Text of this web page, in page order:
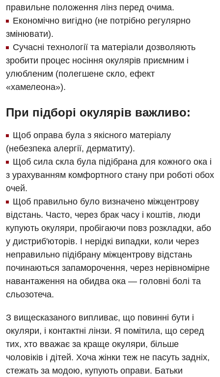
Неврологія
Нейрохірургія
Онкологічне відділлення
Оториноларингологія
Педіатричне відділення
Проктологія
Ревматологія
Терапевтичне відділення
Терапія
Травматологічне відділення
Травматологія і ортопедія
Урологічне відділення
Фізіотерапія
Хірургічне відділення
правильне положення лінз перед очима.
Економічно вигідно (не потрібно регулярно
змінювати).
Сучасні технології та матеріали дозволяють
зробити процес носіння окулярів приємним і
улюбленим (полегшене скло, ефект
«хамелеона»).
При підборі окулярів важливо:
Щоб оправа була з якісного матеріалу
(небезпека алергії, дерматиту).
Щоб сила скла була підібрана для кожного ока і
з урахуванням комфортного стану при роботі обох
очей.
Щоб правильно було визначено міжцентрову
відстань. Часто, через брак часу і коштів, люди
купують окуляри, пробігаючи повз розкладки, або
у дистриб'юторів. І нерідкі випадки, коли через
неправильно підібрану міжцентрову відстань
починаються запаморочення, через нерівномірне
навантаження на обидва ока — головні болі та
сльозотеча.
З вищесказаного випливає, що повинні бути і
окуляри, і контактні лінзи. Я помітила, що серед
тих, хто вважає за краще окуляри, більше
чоловіків і дітей. Хоча жінки теж не пасуть задніх,
стежать за модою, купують оправи. Батьки